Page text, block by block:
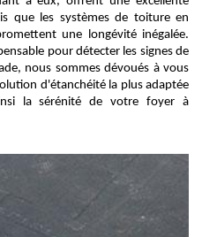
que les systèmes de toiture en
une longévité inégalée.
pour détecter les signes de
nous sommes dévoués à vous
d'étanchéité la plus adaptée
la sérénité de votre foyer à